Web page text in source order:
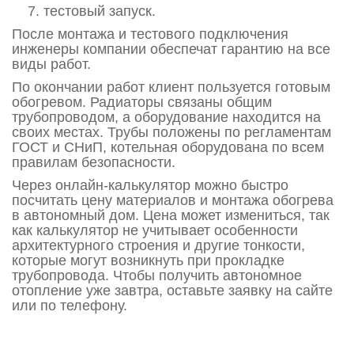
тестовый запуск.
После монтажа и тестового подключения
инженеры компании обеспечат гарантию на все
виды работ.
По окончании работ клиент пользуется готовым
обогревом. Радиаторы связаны общим
трубопроводом, а оборудование находится на
своих местах. Трубы положены по регламентам
ГОСТ и СНиП, котельная оборудована по всем
правилам безопасности.
Через онлайн-калькулятор можно быстро
посчитать цену материалов и монтажа обогрева
в автономный дом. Цена может измениться, так
как калькулятор не учитывает особенности
архитектурного строения и другие тонкости,
которые могут возникнуть при прокладке
трубопровода. Чтобы получить автономное
отопление уже завтра, оставьте заявку на сайте
или по телефону.